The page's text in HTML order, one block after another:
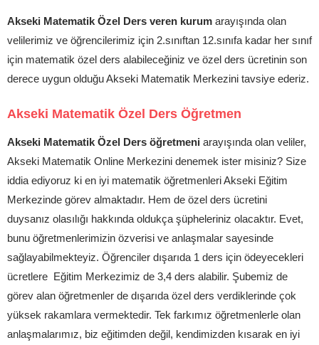
Akseki Matematik Özel Ders veren kurum arayışında olan
velilerimiz ve öğrencilerimiz için 2.sınıftan 12.sınıfa kadar her sınıf
için matematik özel ders alabileceğiniz ve özel ders ücretinin son
derece uygun olduğu Akseki Matematik Merkezini tavsiye ederiz.
Akseki Matematik Özel Ders Öğretmen
Akseki Matematik Özel Ders öğretmeni arayışında olan veliler,
Akseki Matematik Online Merkezini denemek ister misiniz? Size
iddia ediyoruz ki en iyi matematik öğretmenleri Akseki Eğitim
Merkezinde görev almaktadır. Hem de özel ders ücretini
duysanız olasılığı hakkında oldukça şüpheleriniz olacaktır. Evet,
bunu öğretmenlerimizin özverisi ve anlaşmalar sayesinde
sağlayabilmekteyiz. Öğrenciler dışarıda 1 ders için ödeyecekleri
ücretlere Eğitim Merkezimiz de 3,4 ders alabilir. Şubemiz de
görev alan öğretmenler de dışarıda özel ders verdiklerinde çok
yüksek rakamlara vermektedir. Tek farkımız öğretmenlerle olan
anlaşmalarımız, biz eğitimden değil, kendimizden kısarak en iyi